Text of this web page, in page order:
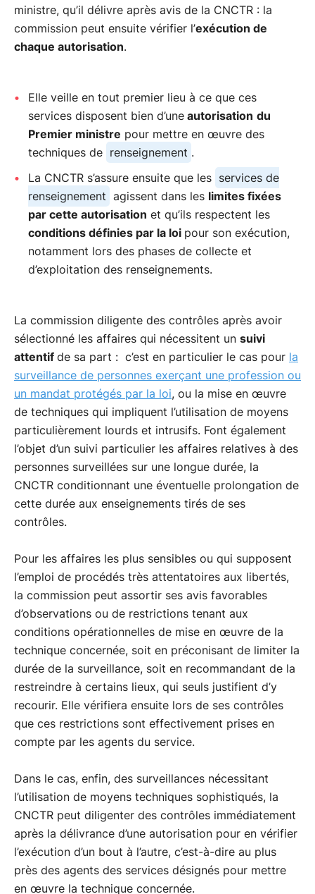
ministre, qu’il délivre après avis de la CNCTR : la
commission peut ensuite vérifier l’exécution de
chaque autorisation.
Elle veille en tout premier lieu à ce que ces
services disposent bien d’une autorisation du
Premier ministre pour mettre en œuvre des
techniques de renseignement .
La CNCTR s’assure ensuite que les services de
renseignement agissent dans les limites fixées
par cette autorisation et qu’ils respectent les
conditions définies par la loi pour son exécution,
notamment lors des phases de collecte et
d’exploitation des renseignements.
La commission diligente des contrôles après avoir
sélectionné les affaires qui nécessitent un suivi
attentif de sa part : c’est en particulier le cas pour la
surveillance de personnes exerçant une profession ou
un mandat protégés par la loi, ou la mise en œuvre
de techniques qui impliquent l’utilisation de moyens
particulièrement lourds et intrusifs. Font également
l’objet d’un suivi particulier les affaires relatives à des
personnes surveillées sur une longue durée, la
CNCTR conditionnant une éventuelle prolongation de
cette durée aux enseignements tirés de ses
contrôles.
Pour les affaires les plus sensibles ou qui supposent
l’emploi de procédés très attentatoires aux libertés,
la commission peut assortir ses avis favorables
d’observations ou de restrictions tenant aux
conditions opérationnelles de mise en œuvre de la
technique concernée, soit en préconisant de limiter la
durée de la surveillance, soit en recommandant de la
restreindre à certains lieux, qui seuls justifient d’y
recourir. Elle vérifiera ensuite lors de ses contrôles
que ces restrictions sont effectivement prises en
compte par les agents du service.
Dans le cas, enfin, des surveillances nécessitant
l’utilisation de moyens techniques sophistiqués, la
CNCTR peut diligenter des contrôles immédiatement
après la délivrance d’une autorisation pour en vérifier
l’exécution d’un bout à l’autre, c’est-à-dire au plus
près des agents des services désignés pour mettre
en œuvre la technique concernée.